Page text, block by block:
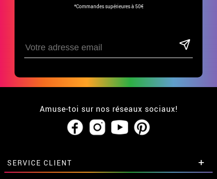
*Commandes supérieures à 50€
Amuse-toi sur nos réseaux sociaux!
SERVICE CLIENT